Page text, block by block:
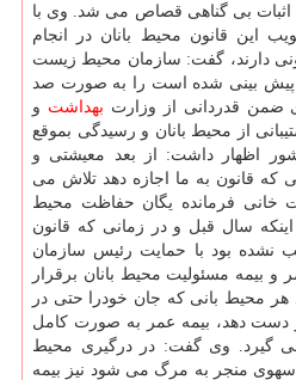
بی گناهی قصاص می شد. وی با
این قانون محیط بانان در انجام
دارند، گفت: سازمان محیط زیست
پیش بینی شده است را به صورت صد
ضمن قدردانی از وزارت بهداشت و
از محیط بانان و رسیدگی بموقع
اظهار داشت: از بعد معیشتی و
که قانون به ما اجازه دهد تلاش می
خانی فرمانده یگان حفاظت محیط
سال قبل و در زمانی که قانون
نشده بود با حمایت رئیس سازمان
بیمه مسئولیت محیط بانان برقرار
هر محیط بانی که جان خودرا حتی در
دست دهد، بیمه عمر به صورت کامل
گیرد. وی گفت: در درگیری محیط
سهوی منجر به مرگ می شود نیز بیمه